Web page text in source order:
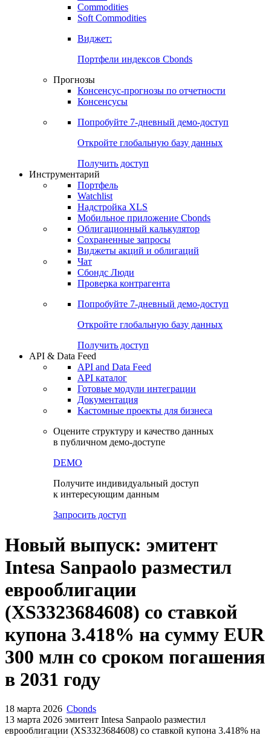
Commodities
Золото
Бензин
Soft Commodities
Виджет:
Портфели индексов Cbonds
Прогнозы
Консенсусы
Попробуйте7-дневный
Откройте глобальную базу данных
Получить доступ
Инструментарий
Портфель
Watchlist
Надстройка XLS
Мобильное приложение Cbonds
Облигационный калькулятор
Сохраненные запросы
Чат
Проверка контрагента
Попробуйте7-дневный
Откройте глобальную базу данных
Получить доступ
API & Data Feed
API and Data Feed
Готовые модули интеграции
Документация
в публичном демо-доступе
к интересующим данным
Запросить доступ
Новый выпуск: эмитент
Intesa Sanpaolo разместил
еврооблигации
(XS3323684608) со ставкой
купона 3.418% на сумму EUR
в 2031 году